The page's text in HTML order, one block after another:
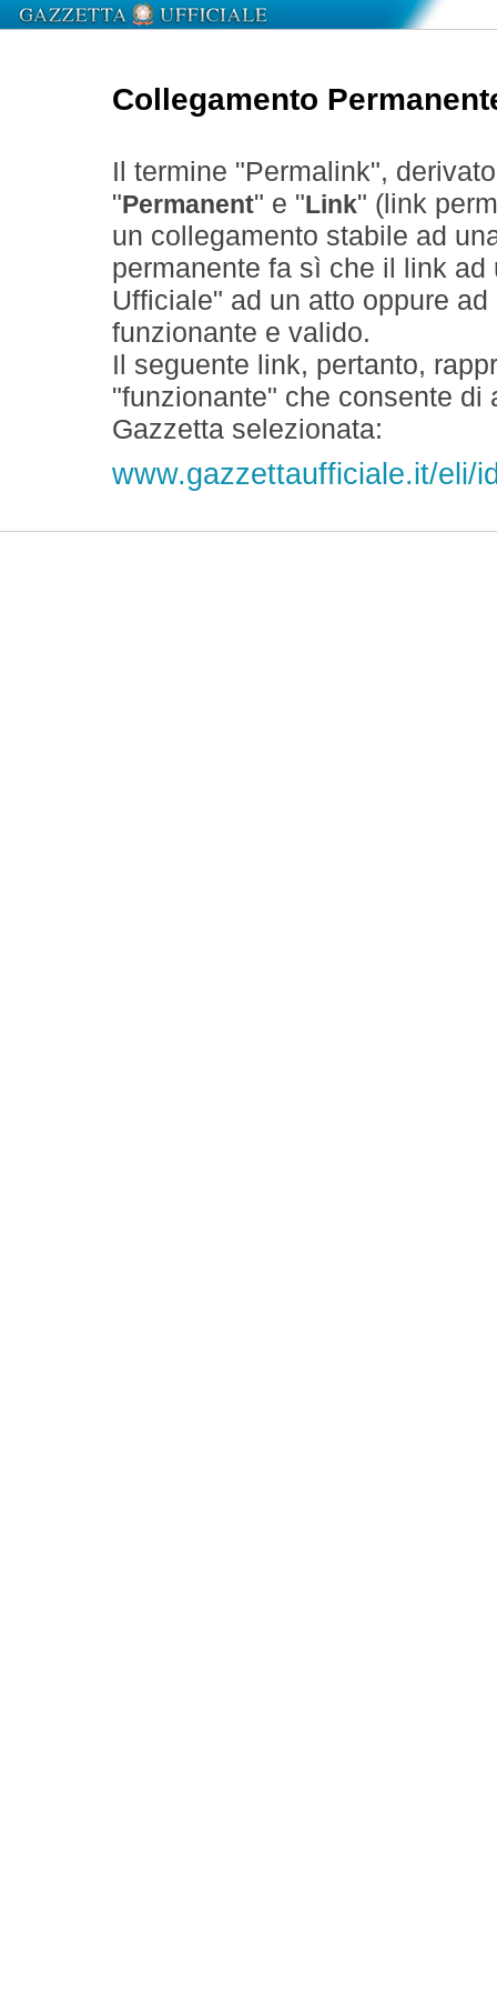
Collegamento
Il termine "Permalink",
" Permanent" e " Link" (link
un collegamento stabile ad
permanente fa sì che il link
Ufficiale" ad un atto oppure
funzionante e valido.
Il seguente link, pertanto,
"funzionante" che consente
Gazzetta selezionata:
www.gazzettaufficiale.it/eli/